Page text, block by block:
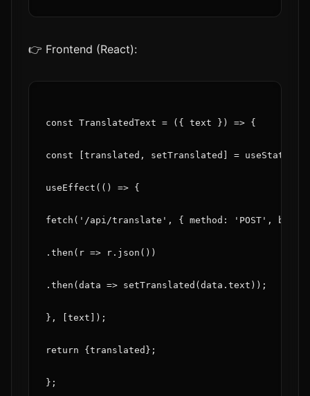
👉 Frontend (React):
const TranslatedText = ({ text }) => {
const [translated, setTranslated] =
useEffect(() => {
fetch('/api/translate', { method: 'POST',
.then(r => r.json())
.then(data => setTranslated(data.text));
}, [text]);
return {translated} ;
};